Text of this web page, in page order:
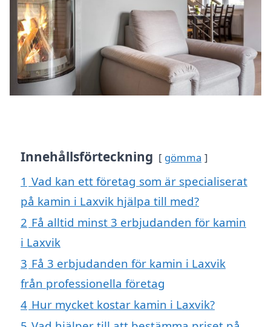
Innehållsförteckning gömma
1 Vad kan ett företag som är specialiserat
på kamin i Laxvik hjälpa till med?
2 Få alltid minst 3 erbjudanden för kamin
i Laxvik
3 Få 3 erbjudanden för kamin i Laxvik
från professionella företag
4 Hur mycket kostar kamin i Laxvik?